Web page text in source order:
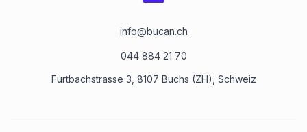
info@bucan.ch
044 884 21 70
Furtbachstrasse 3, 8107 Buchs (ZH), Schweiz